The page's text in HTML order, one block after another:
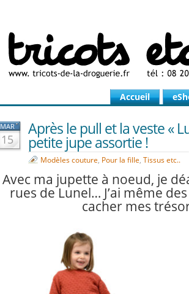
Accueil
MAR
15
Après le pull et la veste «
petite jupe assortie !
Modèles couture, Pour la fille, Tissus etc..
Avec ma jupette à noeud, je
rues de Lunel… J’ai même
cacher mes